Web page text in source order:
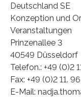
Deutschland SE
Konzeption und
Veranstaltungen
Prinzenallee 3
40549 Düsseldorf
Telefon.: +49 (0)2
Fax: +49 (0)2 11.
E-Mail: